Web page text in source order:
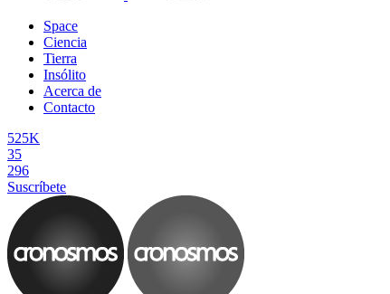
Space
Ciencia
Tierra
Insólito
Acerca de
Contacto
525K
35
296
Suscríbete